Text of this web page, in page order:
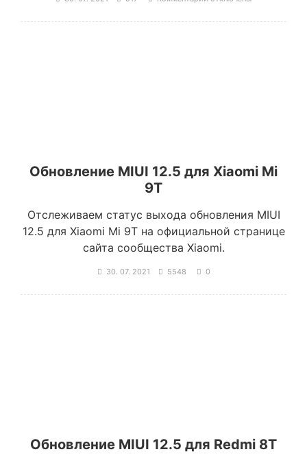
Обновление MIUI 12.5 для Xiaomi Mi
9T
Отслеживаем статус выхода обновления MIUI
12.5 для Xiaomi Mi 9T на официальной странице
сайта сообщества Xiaomi.
30. 07. 2021 5548 0
Обновление MIUI 12.5 для Redmi 8T